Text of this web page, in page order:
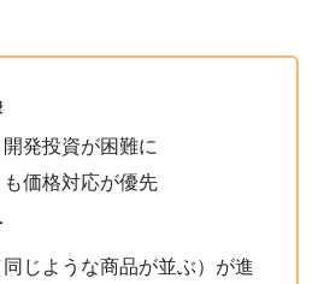
発投資が困難に
価格対応が優先
じような商品が並ぶ）が進